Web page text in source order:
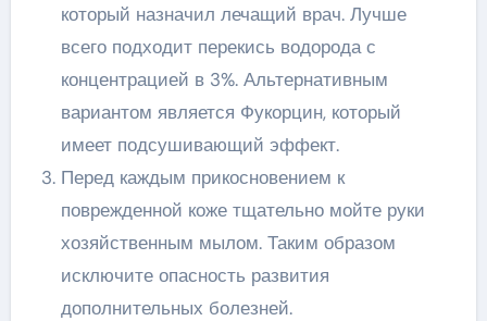
который назначил лечащий врач. Лучше
всего подходит перекись водорода с
концентрацией в 3%. Альтернативным
вариантом является Фукорцин, который
имеет подсушивающий эффект.
Перед каждым прикосновением к
поврежденной коже тщательно мойте руки
хозяйственным мылом. Таким образом
исключите опасность развития
дополнительных болезней.